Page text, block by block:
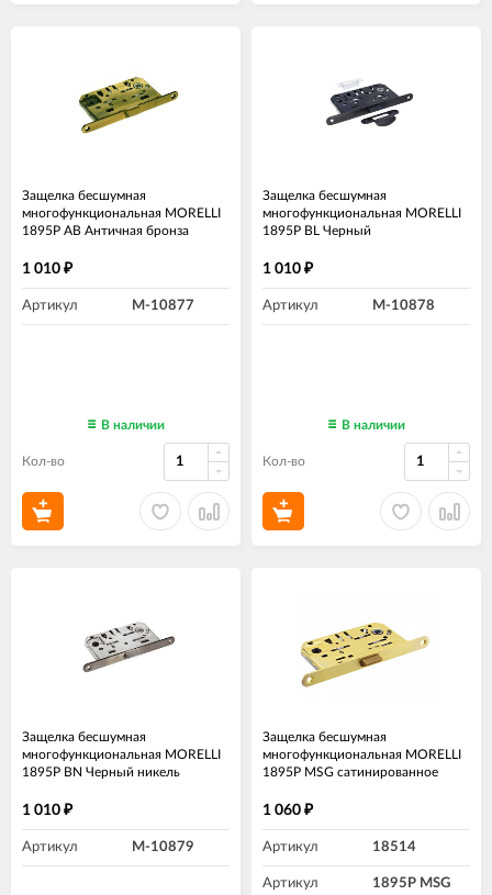
Защелка бесшумная
многофункциональная MORELLI
1895P AB Античная бронза
1 010 ₽
Артикул M-10877
В наличии
Кол-во
Защелка бесшумная
многофункциональная MORELLI
1895P BL Черный
1 010 ₽
Артикул M-10878
В наличии
Кол-во
Защелка бесшумная
многофункциональная MORELLI
1895P BN Черный никель
1 010 ₽
Артикул M-10879
Защелка бесшумная
многофункциональная MORELLI
1895P MSG сатинированное
1 060 ₽
Артикул 18514
Артикул
1895P MSG